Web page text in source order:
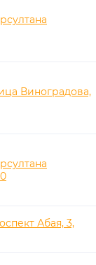
Виноградова,
Абая, 3,